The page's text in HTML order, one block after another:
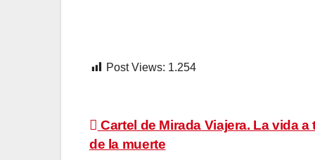
Post Views: 1.254
Navegación
Cartel de Mirada Viajera. La vida a
de la muerte